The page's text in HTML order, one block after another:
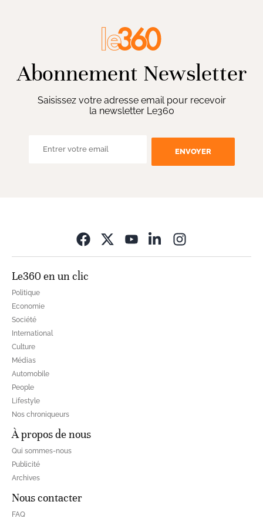
Abonnement Newsletter
Saisissez votre adresse email pour recevoir
la newsletter Le360
ENVOYER
Le360 en un clic
Politique
Economie
Société
International
Culture
Médias
Automobile
People
Lifestyle
Nos chroniqueurs
À propos de nous
Qui sommes-nous
Publicité
Archives
Nous contacter
FAQ